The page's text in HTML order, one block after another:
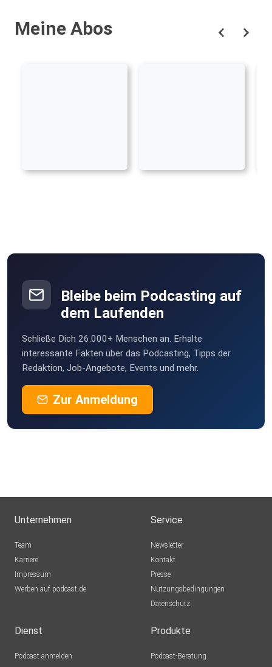
Meine Abos
Bleibe beim Podcasting auf
dem Laufenden
Schließe Dich 26.000+ Menschen an. Erhalte
interessante Fakten über das Podcasting, Tipps der
Redaktion, Job-Angebote, Events und mehr.
Zur Anmeldung
Unternehmen
Team
Karriere
Impressum
Werben auf podcast.de
Service
Newsletter
Kontakt
Presse
Nutzungsbedingungen
Datenschutz
Dienst
Podcast anmelden
Produkte
Podcast-Beratung